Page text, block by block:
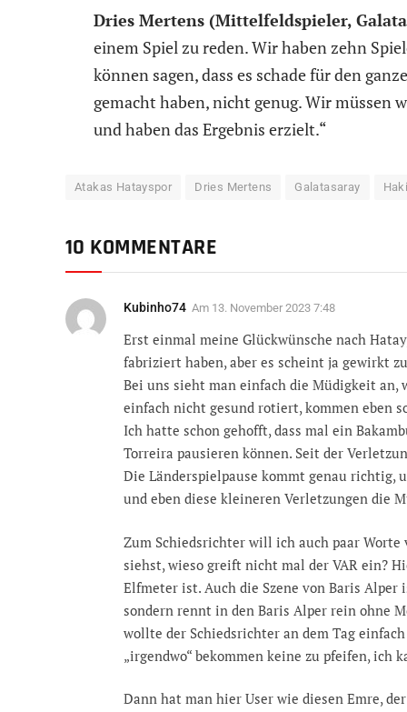
Dries Mertens (Mittelfeldspieler,
einem Spiel zu reden. Wir haben zehn
können sagen, dass es schade für den
gemacht haben, nicht genug. Wir müssen
und haben das Ergebnis erzielt.“
Atakas Hatayspor Dries Mertens Galatasaray
10 KOMMENTARE
Kubinho74 Am 13. November 2023 7:48
Erst einmal meine Glückwünsche nach
fabriziert haben, aber es scheint ja gewirkt
Bei uns sieht man einfach die Müdigkeit an,
einfach nicht gesund rotiert, kommen eben
Ich hatte schon gehofft, dass mal ein
Torreira pausieren können. Seit der
Die Länderspielpause kommt genau richtig,
und eben diese kleineren Verletzungen die
Zum Schiedsrichter will ich auch paar
siehst, wieso greift nicht mal der VAR ein?
Elfmeter ist. Auch die Szene von Baris
sondern rennt in den Baris Alper rein ohne
wollte der Schiedsrichter an dem Tag
„irgendwo“ bekommen keine zu pfeifen, ich
Dann hat man hier User wie diesen Emre,